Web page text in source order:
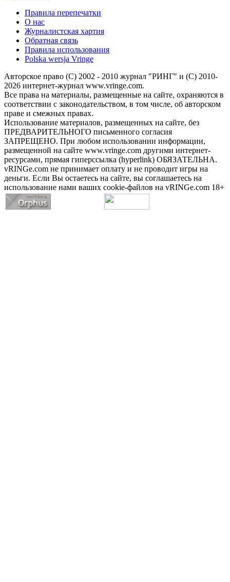
Правила перепечатки
О нас
Журналистская хартия
Обратная связь
Правила использования
Polska wersja Vringe
Авторское право (С) 2002 - 2010 журнал "РИНГ" и (С) 2010-
2026 интернет-журнал www.vringe.com.
Все права на материалы, размещенные на сайте, охраняются в
соответствии с законодательством, в том числе, об авторском
праве и смежных правах.
Использование материалов, размещенных на сайте, без
ПРЕДВАРИТЕЛЬНОГО письменного согласия
ЗАПРЕЩЕНО. При любом использовании информации,
размещенной на сайте www.vringe.com другими интернет-
ресурсами, прямая гиперссылка (hyperlink) ОБЯЗАТЕЛЬНА.
vRINGe.com не принимает оплату и не проводит игры на
деньги. Если Вы остаетесь на сайте, вы соглашаетесь на
использование нами ваших cookie-файлов на vRINGe.com 18+